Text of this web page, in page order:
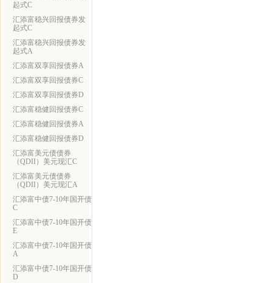
起式C
汇添富稳兴回报债券发
起式C
汇添富稳兴回报债券发
起式A
汇添富双享回报债券A
汇添富双享回报债券C
汇添富双享回报债券D
汇添富稳健回报债券C
汇添富稳健回报债券A
汇添富稳健回报债券D
汇添富美元债债券
（QDII）美元现汇C
汇添富美元债债券
（QDII）美元现汇A
汇添富中债7-10年国开债
C
汇添富中债7-10年国开债
E
汇添富中债7-10年国开债
A
汇添富中债7-10年国开债
D